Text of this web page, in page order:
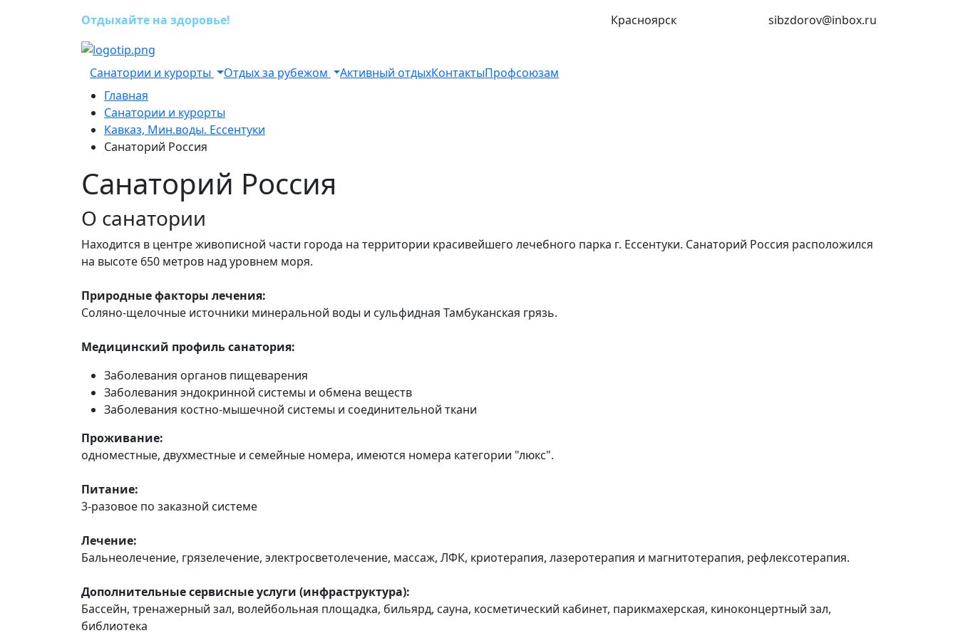
Красноярск sibzdorov@inbox.ru
Отдыхайте на здоровье!
Санатории и курорты Отдых за рубежом Активный отдыхКонтактыПрофсоюзам
Главная
Санатории и курорты
Кавказ, Мин.воды. Ессентуки
Санаторий Россия
Санаторий Россия
О санатории
Находится в центре живописной части города на территории красивейшего лечебного парка г. Ессентуки. Санаторий Россия расположился
на высоте 650 метров над уровнем моря.
Природные факторы лечения:
Соляно-щелочные источники минеральной воды и сульфидная Тамбуканская грязь.
Медицинский профиль санатория:
Заболевания органов пищеварения
Заболевания эндокринной системы и обмена веществ
Заболевания костно-мышечной системы и соединительной ткани
Проживание:
одноместные, двухместные и семейные номера, имеются номера категории "люкс".
Питание:
3-разовое по заказной системе
Лечение:
Бальнеолечение, грязелечение, электросветолечение, массаж, ЛФК, криотерапия, лазеротерапия и магнитотерапия, рефлексотерапия.
Дополнительные сервисные услуги (инфраструктура):
Бассейн, тренажерный зал, волейбольная площадка, бильярд, сауна, косметический кабинет, парикмахерская, киноконцертный зал,
библиотека